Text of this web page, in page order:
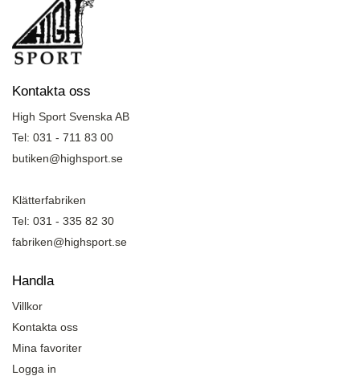
Kontakta oss
High Sport Svenska AB
Tel: 031 - 711 83 00
butiken@highsport.se
Klätterfabriken
Tel: 031 - 335 82 30
fabriken@highsport.se
Handla
Villkor
Kontakta oss
Mina favoriter
Logga in